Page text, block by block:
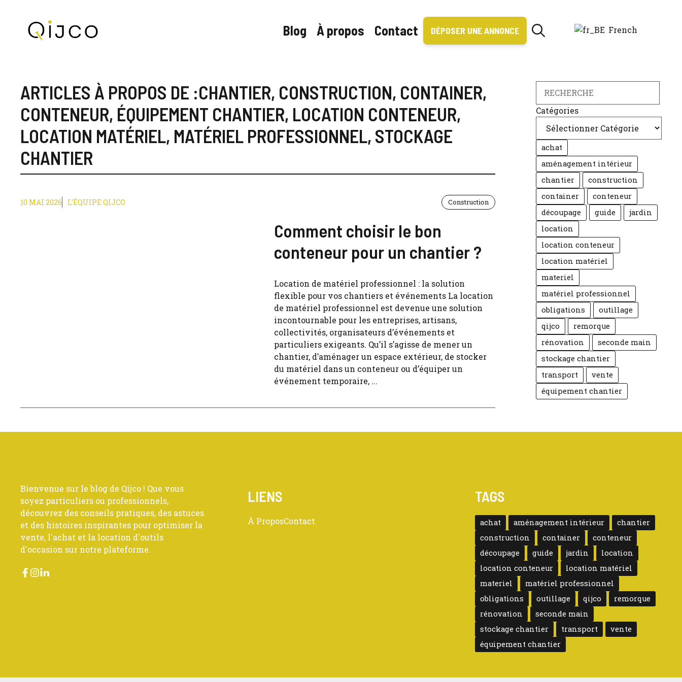
contenu
Blog À propos Contact DÉPOSER UNE ANNONCE French
ARTICLES À PROPOS DE :CHANTIER, CONSTRUCTION, CONTAINER,
CONTENEUR, ÉQUIPEMENT CHANTIER, LOCATION CONTENEUR,
LOCATION MATÉRIEL, MATÉRIEL PROFESSIONNEL, STOCKAGE
CHANTIER
10 MAI 2026 L'ÉQUIPE QIJCO Construction
Comment choisir le bon
conteneur pour un chantier ?
Location de matériel professionnel : la solution
flexible pour vos chantiers et événements La location
de matériel professionnel est devenue une solution
incontournable pour les entreprises, artisans,
collectivités, organisateurs d’événements et
particuliers exigeants. Qu’il s’agisse de mener un
chantier, d’aménager un espace extérieur, de stocker
du matériel dans un conteneur ou d’équiper un
événement temporaire, ...
Catégories
achat
aménagement intérieur
chantier
construction
container
conteneur
découpage
guide
jardin
location
location conteneur
location matériel
materiel
matériel professionnel
obligations
outillage
qijco
remorque
rénovation
seconde main
stockage chantier
transport
vente
équipement chantier
Bienvenue sur le blog de Qijco ! Que vous
soyez particuliers ou professionnels,
découvrez des conseils pratiques, des astuces
et des histoires inspirantes pour optimiser la
vente, l'achat et la location d'outils
d'occasion sur notre plateforme.
LIENS
À ProposContact
TAGS
achat aménagement intérieur
chantier
construction
container
conteneur
découpage
guide jardin
location
location conteneur
location matériel
materiel
matériel professionnel
obligations
outillage qijco
remorque
rénovation
seconde main
stockage chantier
transport
vente
équipement chantier